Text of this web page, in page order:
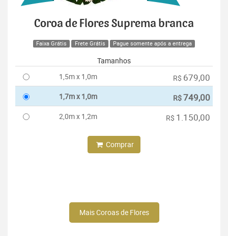
Coroa de Flores Suprema branca
Faixa Grátis Frete Grátis Pague somente após a entrega
Tamanhos
1,5m x 1,0m
R$ 679,00
1,7m x 1,0m R$749,00
2,0m x 1,2m R$ 1.150,00
Comprar
Mais Coroas de Flores